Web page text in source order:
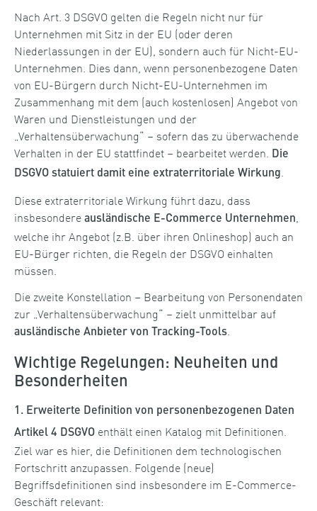
Nach Art. 3 DSGVO gelten die Regeln nicht nur für
Unternehmen mit Sitz in der EU (oder deren
Niederlassungen in der EU), sondern auch für Nicht-EU-
Unternehmen. Dies dann, wenn personenbezogene Daten
von EU-Bürgern durch Nicht-EU-Unternehmen im
Zusammenhang mit dem (auch kostenlosen) Angebot von
Waren und Dienstleistungen und der
„Verhaltensüberwachung“ – sofern das zu überwachende
Verhalten in der EU stattfindet – bearbeitet werden. Die
DSGVO statuiert damit eine extraterritoriale Wirkung.
Diese extraterritoriale Wirkung führt dazu, dass
insbesondere ausländische E-Commerce Unternehmen,
welche ihr Angebot (z.B. über ihren Onlineshop) auch an
EU-Bürger richten, die Regeln der DSGVO einhalten
müssen.
Die zweite Konstellation – Bearbeitung von Personendaten
zur „Verhaltensüberwachung“ – zielt unmittelbar auf
ausländische Anbieter von Tracking-Tools
Wichtige Regelungen: Neuheiten und
Besonderheiten
1. Erweiterte Definition von personenbezogenen Daten
Artikel 4 DSGVO enthält einen Katalog mit Definitionen.
Ziel war es hier, die Definitionen dem technologischen
Fortschritt anzupassen. Folgende (neue)
Begriffsdefinitionen sind insbesondere im E-Commerce-
Geschäft relevant: